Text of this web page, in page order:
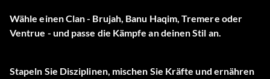
Wähle einen Clan - Brujah, Banu Haqim, Tremere oder
Ventrue - und passe die Kämpfe an deinen Stil an.
Stapeln Sie Disziplinen, mischen Sie Kräfte und ernähren